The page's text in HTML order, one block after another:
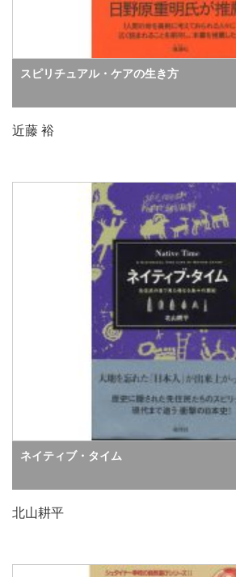
スピリチュアル・ケアの生き方
近藤 裕
ネイティブ・タイム
北山耕平